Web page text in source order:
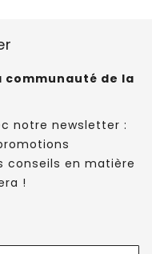
communauté de la
notre newsletter :
conseils en matière
!